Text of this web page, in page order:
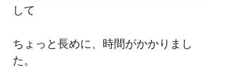
して
ちょっと長めに、時間がかかりまし
た。